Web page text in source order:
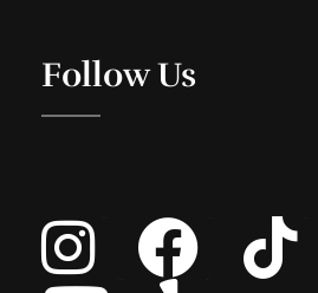
Follow Us